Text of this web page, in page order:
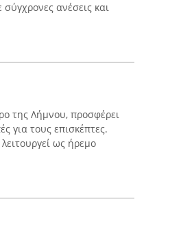
ανέσεις και
της Λήμνου, προσφέρει
για τους επισκέπτες.
ως ήρεμο